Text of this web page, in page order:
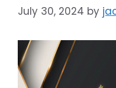
July 30, 2024 by